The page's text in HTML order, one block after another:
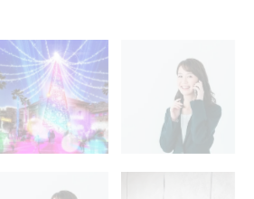
フェスタルーチェ
2024